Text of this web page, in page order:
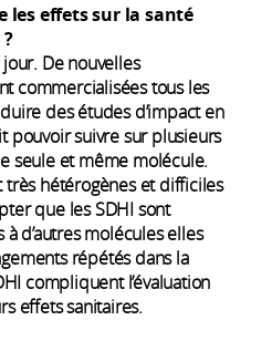
les effets sur la santé
De nouvelles
commercialisées tous les
des études d’impact en
pouvoir suivre sur plusieurs
seule et même molécule.
très hétérogènes et difficiles
que les SDHI sont
d’autres molécules elles
répétés dans la
compliquent l’évaluation
effets sanitaires.